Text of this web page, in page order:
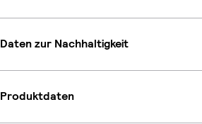
Daten zur Nachhaltigkeit
Produktdaten